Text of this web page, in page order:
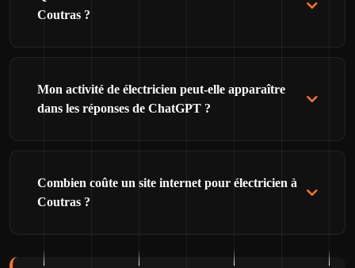
Coutras ?
Mon activité de électricien peut-elle apparaître
dans les réponses de ChatGPT ?
Combien coûte un site internet pour électricien à
Coutras ?